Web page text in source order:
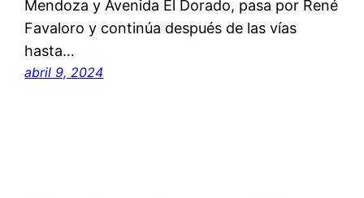
Mendoza y Avenida El Dorado, pasa por René
Favaloro y continúa después de las vías
hasta…
abril 9, 2024